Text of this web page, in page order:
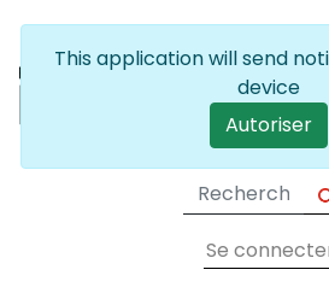
Se
This application will send
device
Autoriser